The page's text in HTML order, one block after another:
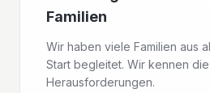
Familien
Wir haben viele Familien aus
Start begleitet. Wir kennen
Herausforderungen.